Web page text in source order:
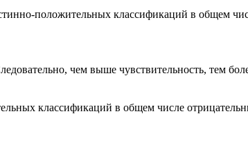
положительных классификаций в общем
чем выше чувствительность, тем
классификаций в общем числе